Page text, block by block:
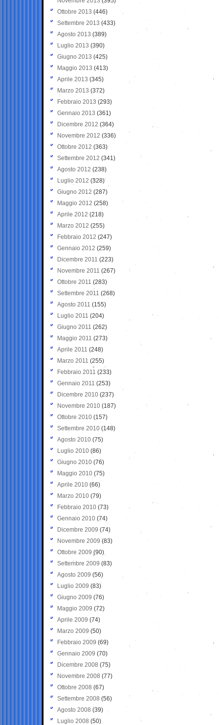
Ottobre 2013 (446)
Settembre 2013 (433)
Agosto 2013 (389)
Luglio 2013 (390)
Giugno 2013 (425)
Maggio 2013 (413)
Aprile 2013 (345)
Marzo 2013 (372)
Febbraio 2013 (293)
Gennaio 2013 (361)
Dicembre 2012 (364)
Novembre 2012 (336)
Ottobre 2012 (363)
Settembre 2012 (341)
Agosto 2012 (238)
Luglio 2012 (328)
Giugno 2012 (287)
Maggio 2012 (258)
Aprile 2012 (218)
Marzo 2012 (255)
Febbraio 2012 (247)
Gennaio 2012 (259)
Dicembre 2011 (223)
Novembre 2011 (267)
Ottobre 2011 (283)
Settembre 2011 (268)
Agosto 2011 (155)
Luglio 2011 (204)
Giugno 2011 (262)
Maggio 2011 (273)
Aprile 2011 (248)
Marzo 2011 (255)
Febbraio 2011 (233)
Gennaio 2011 (253)
Dicembre 2010 (237)
Novembre 2010 (187)
Ottobre 2010 (157)
Settembre 2010 (148)
Agosto 2010 (75)
Luglio 2010 (86)
Giugno 2010 (76)
Maggio 2010 (75)
Aprile 2010 (66)
Marzo 2010 (79)
Febbraio 2010 (73)
Gennaio 2010 (74)
Dicembre 2009 (74)
Novembre 2009 (83)
Ottobre 2009 (90)
Settembre 2009 (83)
Agosto 2009 (56)
Luglio 2009 (83)
Giugno 2009 (76)
Maggio 2009 (72)
Aprile 2009 (74)
Marzo 2009 (50)
Febbraio 2009 (69)
Gennaio 2009 (70)
Dicembre 2008 (75)
Novembre 2008 (77)
Ottobre 2008 (67)
Settembre 2008 (56)
Agosto 2008 (39)
Luglio 2008 (50)